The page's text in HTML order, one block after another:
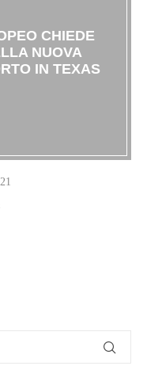
CHIEDE
NUOVA
IN TEXAS